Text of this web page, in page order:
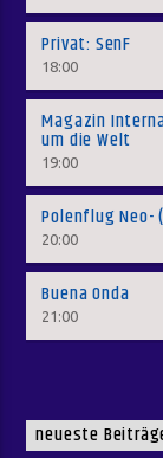
Privat: SenF
18:00
Magazin
um die Welt
19:00
Polenflug Neo-
20:00
Buena Onda
21:00
neueste